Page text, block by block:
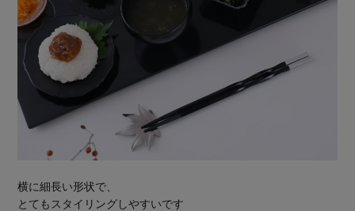
横に細長い形状で、
とてもスタイリングしやすいです